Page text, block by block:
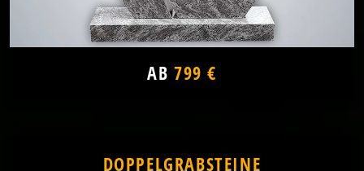
AB 799 €
DOPPELGRABSTEINE